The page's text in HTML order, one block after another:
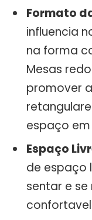
Formato
influencia
na forma
Mesas
promover
espaço
Espaço
de espaço
sentar e